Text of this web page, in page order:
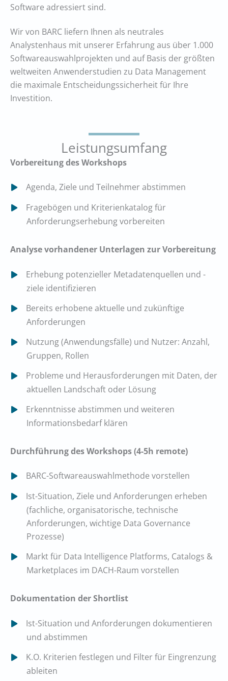
Software adressiert sind.
Wir von BARC liefern Ihnen als neutrales
Analystenhaus mit unserer Erfahrung aus über 1.000
Softwareauswahlprojekten und auf Basis der größten
weltweiten Anwenderstudien zu Data Management
die maximale Entscheidungssicherheit für Ihre
Investition.
Leistungsumfang
Vorbereitung des Workshops
Agenda, Ziele und Teilnehmer abstimmen
Fragebögen und Kriterienkatalog für
Anforderungserhebung vorbereiten
Analyse vorhandener Unterlagen zur Vorbereitung
Erhebung potenzieller Metadatenquellen und -
ziele identifizieren
Bereits erhobene aktuelle und zukünftige
Anforderungen
Nutzung (Anwendungsfälle) und Nutzer: Anzahl,
Gruppen, Rollen
Probleme und Herausforderungen mit Daten, der
aktuellen Landschaft oder Lösung
Erkenntnisse abstimmen und weiteren
Informationsbedarf klären
Durchführung des Workshops (4-5h remote)
BARC-Softwareauswahlmethode vorstellen
Ist-Situation, Ziele und Anforderungen erheben
(fachliche, organisatorische, technische
Anforderungen, wichtige Data Governance
Prozesse)
Markt für Data Intelligence Platforms, Catalogs &
Marketplaces im DACH-Raum vorstellen
Dokumentation der Shortlist
Ist-Situation und Anforderungen dokumentieren
und abstimmen
K.O. Kriterien festlegen und Filter für Eingrenzung
ableiten